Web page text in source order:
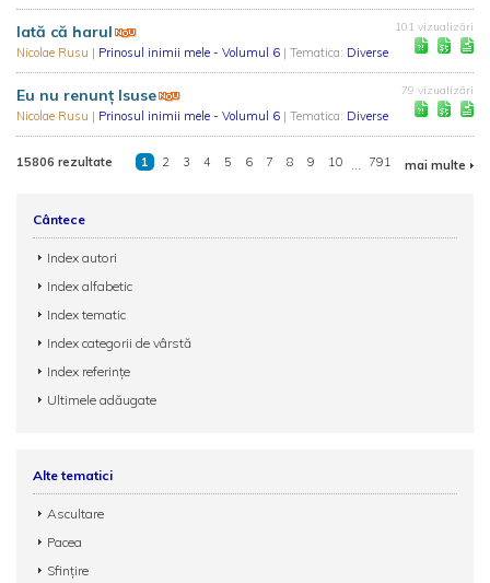
Iată că harul
Nicolae Rusu | Prinosul inimii mele - Volumul 6 | Tematica: Diverse
101 vizualizări
Eu nu renunț Isuse
Nicolae Rusu | Prinosul inimii mele - Volumul 6 | Tematica: Diverse
79 vizualizări
15806 rezultate 1 2 3 4 5 6 7 8 9 10 ... 791 mai multe
Cântece
Index autori
Index alfabetic
Index tematic
Index categorii de vârstă
Index referințe
Ultimele adăugate
Alte tematici
Ascultare
Pacea
Sfințire